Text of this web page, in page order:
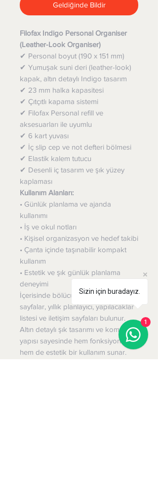
Geldiğinde Bildir
Filofax Indigo Personal Organiser
(Leather-Look Organiser)
✔ Personal boyut (190 x 151 mm)
✔ Yumuşak suni deri (leather-look)
kapak, altın detaylı Indigo tasarım
✔ 23 mm halka kapasitesi
✔ Çıtçıtlı kapama sistemi
✔ Filofax Personal refill ve
aksesuarları ile uyumlu
✔ 6 kart yuvası
✔ İç slip cep ve not defteri bölmesi
✔ Elastik kalem tutucu
✔ Desenli iç tasarım ve şık yüzey
kaplaması
Kullanım Alanları:
• Günlük planlama ve ajanda
kullanımı
• İş ve okul notları
• Kişisel organizasyon ve hedef takibi
• Çanta içinde taşınabilir kompakt
kullanım
• Estetik ve şık günlük planlama
deneyimi
İçerisinde bölücüler, çizgili/kareli/düz
sayfalar, yıllık planlayıcı, yapılacaklar
listesi ve iletişim sayfaları bulunur.
Altın detaylı şık tasarımı ve kompakt
yapısı sayesinde hem fonksiyonel
hem de estetik bir kullanım sunar.
Sizin için buradayız.
1